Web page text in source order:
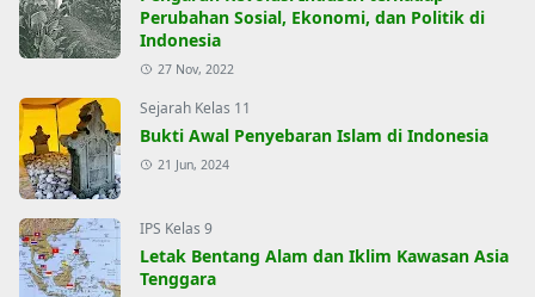
Perubahan Sosial, Ekonomi, dan Politik di
Indonesia
27 Nov, 2022
Sejarah Kelas 11
Bukti Awal Penyebaran Islam di Indonesia
21 Jun, 2024
IPS Kelas 9
Letak Bentang Alam dan Iklim Kawasan Asia
Tenggara